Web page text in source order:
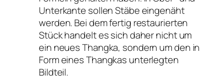
Unterkante sollen Stäbe eingenäht
werden. Bei dem fertig restaurierten
Stück handelt es sich daher nicht um
ein neues Thangka, sondern um den in
Form eines Thangkas unterlegten
Bildteil.